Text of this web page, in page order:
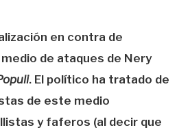
en contra de
de ataques de Nery
. El político ha tratado de
de este medio
y faferos (al decir que